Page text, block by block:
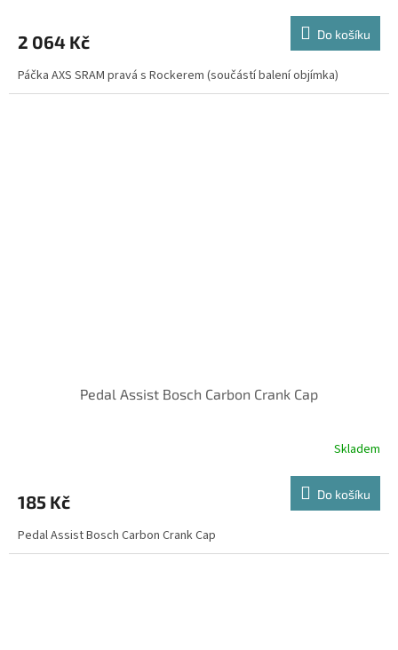
2 064 Kč Do košíku
Páčka AXS SRAM pravá s Rockerem (součástí balení objímka)
Pedal Assist Bosch Carbon Crank Cap
Skladem
185 Kč Do košíku
Pedal Assist Bosch Carbon Crank Cap